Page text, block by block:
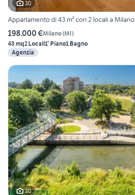
30
Appartamento di 43 m² con 2 locali a Milano
198.000 €Milano(MI)
43 mq2 Locali1° Piano1 Bagno
Agenzia
30